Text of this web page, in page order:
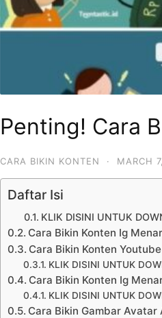
Penting! Cara
CARA BIKIN KONTEN · MARCH
Daftar Isi
KLIK DISINI UNTUK
Cara Bikin Konten Ig
Cara Bikin Konten
KLIK DISINI UNTUK
Cara Bikin Konten Ig
KLIK DISINI UNTUK
Cara Bikin Gambar